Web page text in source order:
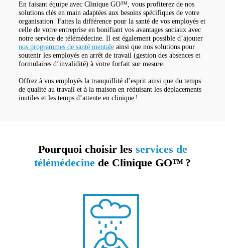
En faisant équipe avec Clinique GO™, vous profiterez de nos
solutions clés en main adaptées aux besoins spécifiques de votre
organisation. Faites la différence pour la santé de vos employés et
celle de votre entreprise en bonifiant vos avantages sociaux avec
notre service de télémédecine. Il est également possible d’ajouter
nos programmes de santé mentale ainsi que nos solutions pour
soutenir les employés en arrêt de travail (gestion des absences et
formulaires d’invalidité) à votre forfait sur mesure.
Offrez à vos employés la tranquillité d’esprit ainsi que du temps
de qualité au travail et à la maison en réduisant les déplacements
inutiles et les temps d’attente en clinique !
Pourquoi choisir les services de
télémédecine de Clinique GO™ ?